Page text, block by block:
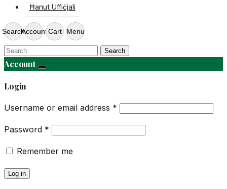
Ħanut Uffiċjali
SearchAccount Cart Menu
Search
Account
Login
Username or email address *
Password *
Remember me
Log in